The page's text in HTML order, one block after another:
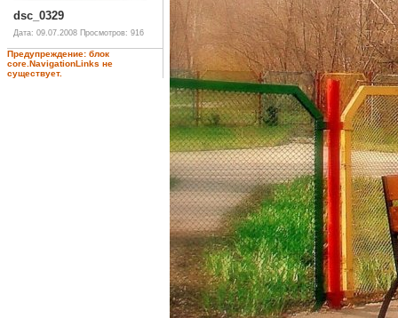
dsc_0329
Дата: 09.07.2008 Просмотров: 916
Предупреждение: блок
core.NavigationLinks не
существует.